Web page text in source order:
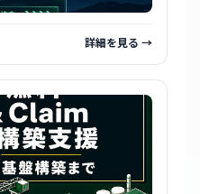
詳細を見る →